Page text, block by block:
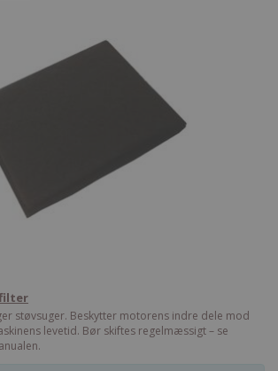
støvsuger. Beskytter motorens indre dele mod
levetid. Bør skiftes regelmæssigt – se